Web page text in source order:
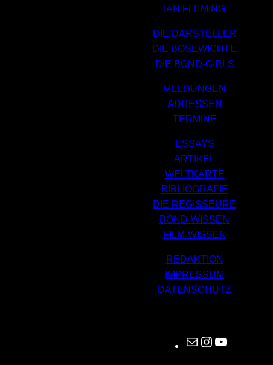
IAN FLEMING
DIE DARSTELLER
DIE BÖSEWICHTE
DIE BOND-GIRLS
MELDUNGEN
ADRESSEN
TERMINE
ESSAYS
ARTIKEL
WELTKARTE
BIBLIOGRAFIE
DIE REGISSEURE
BOND-WISSEN
FILM-WISSEN
REDAKTION
IMPRESSUM
DATENSCHUTZ
Mail Instagram YouTube